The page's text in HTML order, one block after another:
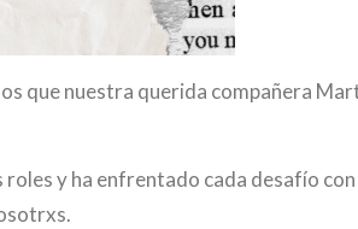
que nuestra querida compañera
y ha enfrentado cada desafío